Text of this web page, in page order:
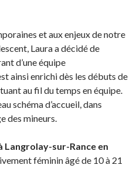
et aux enjeux de notre
Laura a décidé de
d’une équipe
ainsi enrichi dès les débuts de
au fil du temps en équipe.
schéma d’accueil, dans
des mineurs.
Langrolay-sur-Rance en
féminin âgé de 10 à 21